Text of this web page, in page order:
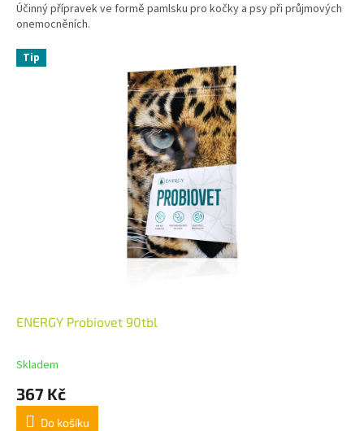
Účinný přípravek ve formě pamlsku pro kočky a psy při průjmových
onemocněních.
Tip
ENERGY Probiovet 90tbl
Skladem
367 Kč
Do košíku